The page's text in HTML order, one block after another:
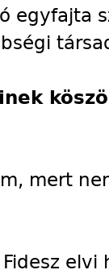
egyfajta
mert